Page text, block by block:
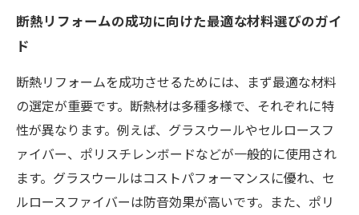
断熱リフォームの成功に向けた最適な材料選びのガイ
ド
断熱リフォームを成功させるためには、まず最適な材料
の選定が重要です。断熱材は多種多様で、それぞれに特
性が異なります。例えば、グラスウールやセルロースフ
ァイバー、ポリスチレンボードなどが一般的に使用され
ます。グラスウールはコストパフォーマンスに優れ、セ
ルロースファイバーは防音効果が高いです。また、ポリ